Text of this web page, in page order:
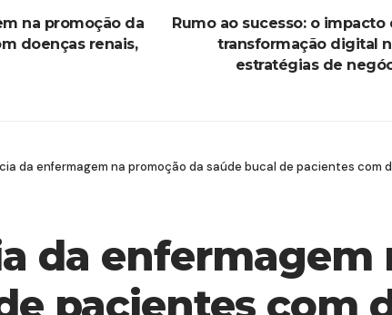
na promoção da
doenças renais,
Rumo ao sucesso: o impacto
transformação digital
estratégias de
da enfermagem na promoção da saúde bucal de pacientes com
da enfermagem
pacientes com